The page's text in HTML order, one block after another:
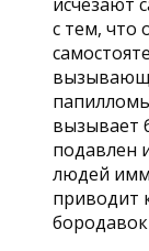
с тем, что
вызывает
подавлен
людей
приводит
бородавок